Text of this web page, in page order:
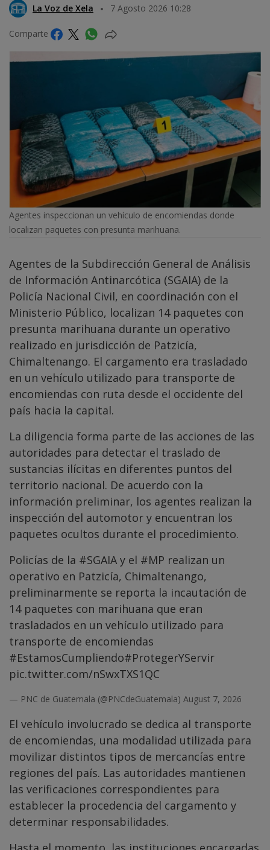
La Voz de Xela 7 Agosto 2026 10:28
Comparte
Agentes inspeccionan un vehículo de encomiendas donde
localizan paquetes con presunta marihuana.
Agentes de la Subdirección General de Análisis
de Información Antinarcótica (SGAIA) de la
Policía Nacional Civil, en coordinación con el
Ministerio Público, localizan 14 paquetes con
presunta marihuana durante un operativo
realizado en jurisdicción de Patzicía,
Chimaltenango. El cargamento era trasladado
en un vehículo utilizado para transporte de
encomiendas con ruta desde el occidente del
país hacia la capital.
La diligencia forma parte de las acciones de las
autoridades para detectar el traslado de
sustancias ilícitas en diferentes puntos del
territorio nacional. De acuerdo con la
información preliminar, los agentes realizan la
inspección del automotor y encuentran los
paquetes ocultos durante el procedimiento.
Policías de la #SGAIA y el #MP realizan un
operativo en Patzicía, Chimaltenango,
preliminarmente se reporta la incautación de
14 paquetes con marihuana que eran
trasladados en un vehículo utilizado para
transporte de encomiendas
#EstamosCumpliendo#ProtegerYServir
pic.twitter.com/nSwxTXS1QC
— PNC de Guatemala (@PNCdeGuatemala) August 7, 2026
El vehículo involucrado se dedica al transporte
de encomiendas, una modalidad utilizada para
movilizar distintos tipos de mercancías entre
regiones del país. Las autoridades mantienen
las verificaciones correspondientes para
establecer la procedencia del cargamento y
determinar responsabilidades.